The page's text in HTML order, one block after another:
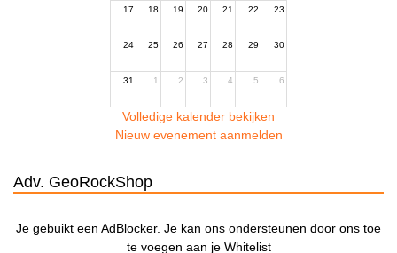
17 18 19 20 21 22 23
24 25 26 27 28 29 30
31 1 2 3 4 5 6
Volledige kalender bekijken
Nieuw evenement aanmelden
Adv. GeoRockShop
Je gebuikt een AdBlocker. Je kan ons ondersteunen door ons toe
te voegen aan je Whitelist